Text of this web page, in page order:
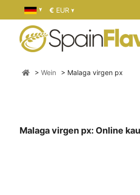
Malaga virgen px: Online
€ EUR
Wein Malaga virgen px